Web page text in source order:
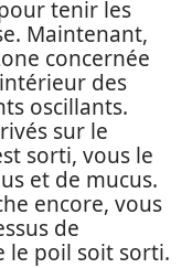
tenir les
Maintenant,
concernée
des
oscillants.
sur le
sorti, vous le
et de mucus.
encore, vous
de
le poil soit sorti.